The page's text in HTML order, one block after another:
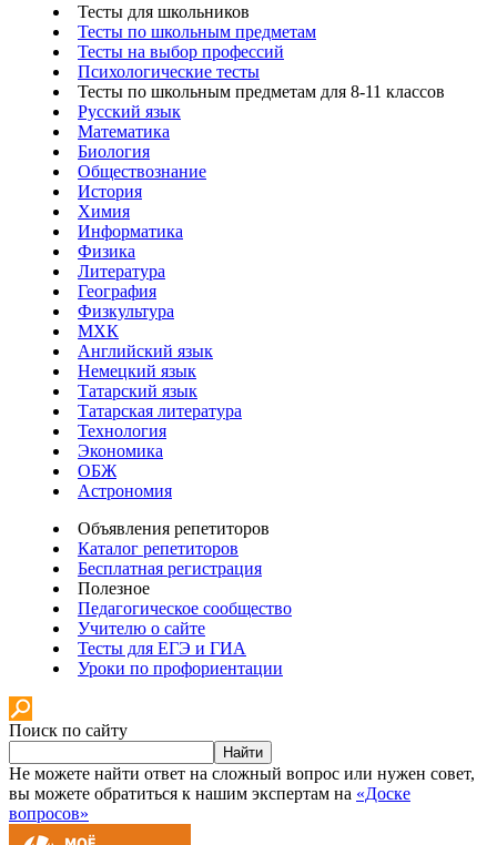
Тесты для школьников
Тесты по школьным предметам
Тесты на выбор профессий
Психологические тесты
Тесты по школьным предметам для 8-11 классов
Русский язык
Математика
Биология
Обществознание
История
Химия
Информатика
Физика
Литература
География
Физкультура
МХК
Английский язык
Немецкий язык
Татарский язык
Татарская литература
Технология
Экономика
ОБЖ
Астрономия
Объявления репетиторов
Каталог репетиторов
Бесплатная регистрация
Полезное
Педагогическое сообщество
Учителю о сайте
Тесты для ЕГЭ и ГИА
Уроки по профориентации
Поиск по сайту
Найти
Не можете найти ответ на сложный вопрос или нужен совет,
вы можете обратиться к нашим экспертам на «Доске
вопросов»